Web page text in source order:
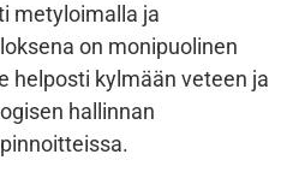
metyloimalla ja
on monipuolinen
helposti kylmään veteen ja
hallinnan